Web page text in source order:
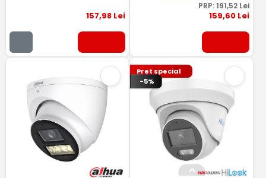
157,98Lei
PRP: 191,52 Lei
159,60 Lei
Pret special
-5%